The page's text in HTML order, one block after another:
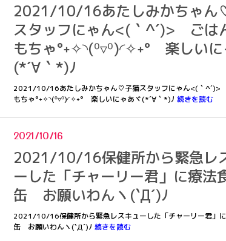
2021/10/16あたしみかちゃん
スタッフにゃん<(｀^´)> ご
もちゃ°˖✧◝(⁰▿⁰)◜✧˖° 楽しいに
(*´∀｀*)ﾉ
2021/10/16あたしみかちゃん♡子猫スタッフにゃん<(｀
もちゃ°˖✧◝(⁰▿⁰)◜✧˖° 楽しいにゃあヾ(*´∀｀*)ﾉ 続きを読む
2021/10/16
2021/10/16保健所から緊急レ
ーした「チャーリー君」に療法
缶 お願いわんヽ(`Д´)ﾉ
2021/10/16保健所から緊急レスキューした「チャーリー君」
缶 お願いわんヽ(`Д´)ﾉ 続きを読む